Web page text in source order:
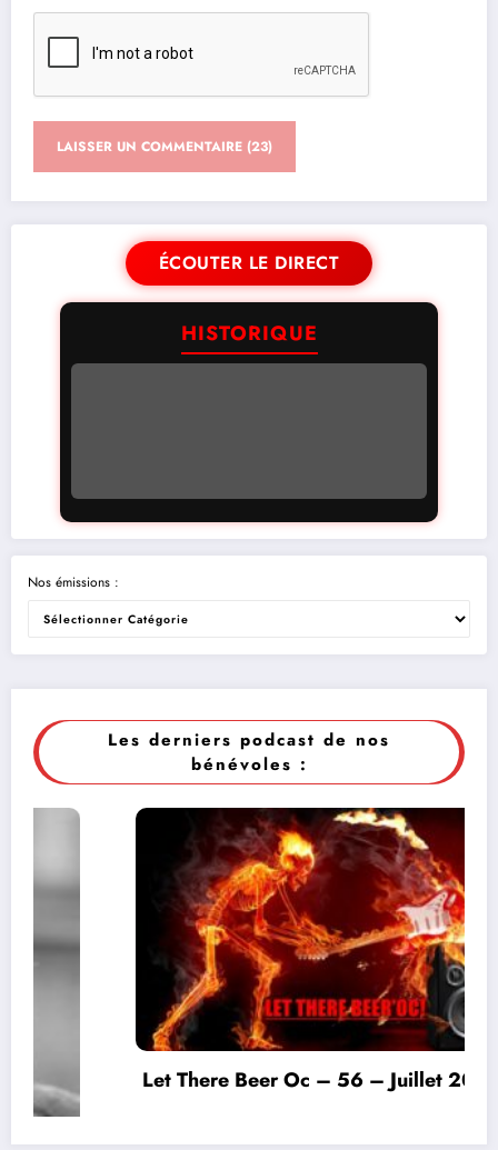
ÉCOUTER LE DIRECT
HISTORIQUE
Nos émissions :
Les derniers podcast de nos
bénévoles :
Let There Beer Oc – 56 – Juillet 2026